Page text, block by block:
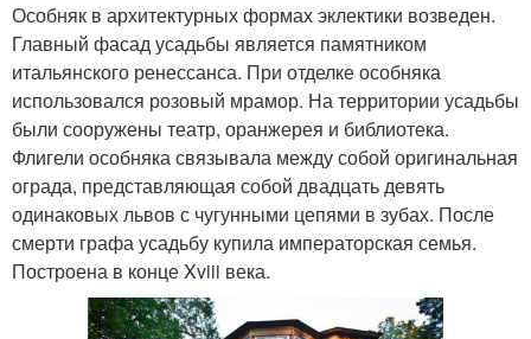
Особняк в архитектурных формах эклектики возведен.
Главный фасад усадьбы является памятником
итальянского ренессанса. При отделке особняка
использовался розовый мрамор. На территории усадьбы
были сооружены театр, оранжерея и библиотека.
Флигели особняка связывала между собой оригинальная
ограда, представляющая собой двадцать девять
одинаковых львов с чугунными цепями в зубах. После
смерти графа усадьбу купила императорская семья.
Построена в конце Xviii века.